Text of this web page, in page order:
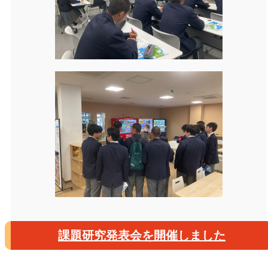
課題研究発表会を開催しました